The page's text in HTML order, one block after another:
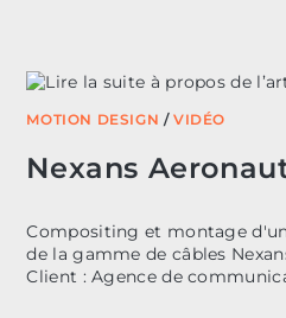
MOTION DESIGN /VIDÉO
Nexans
Compositing et montage
de la gamme de câbles
Client : Agence de